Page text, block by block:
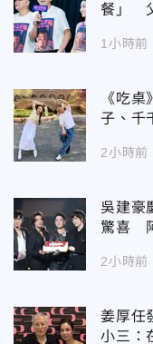
餐」
1小時前
《吃
子、千
2小時前
吳建豪
驚喜
2小時前
姜厚任
小三：